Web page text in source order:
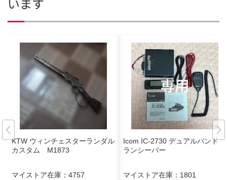
KTW ウィンチェスターランダル
カスタム M1873
マイストア在庫： 4757
Icom IC-2730 デュアルバンドト
ランシーバー
マイストア在庫： 1801